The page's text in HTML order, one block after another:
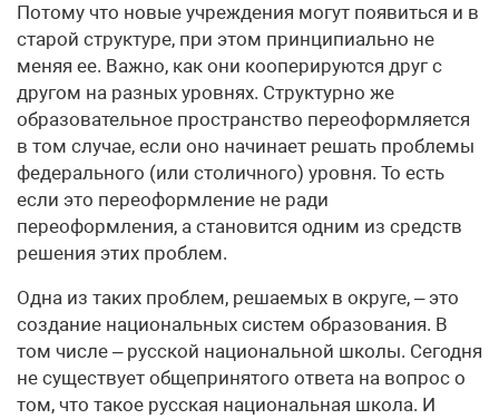
Потому что новые учреждения могут появиться и в
старой структуре, при этом принципиально не
меняя ее. Важно, как они кооперируются друг с
другом на разных уровнях. Структурно же
образовательное пространство переоформляется
в том случае, если оно начинает решать проблемы
федерального (или столичного) уровня. То есть
если это переоформление не ради
переоформления, а становится одним из средств
решения этих проблем.
Одна из таких проблем, решаемых в округе, – это
создание национальных систем образования. В
том числе – русской национальной школы. Сегодня
не существует общепринятого ответа на вопрос о
том, что такое русская национальная школа. И